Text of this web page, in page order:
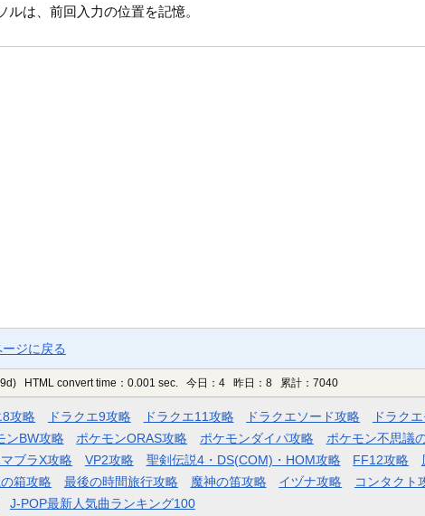
は、前回入力の位置を記憶。
ジに戻る
HTML convert time：0.001 sec. 今日：4 昨日：8 累計：7040
8攻略 ドラクエ9攻略 ドラクエ11攻略 ドラクエソード攻略 ドラク
ンBW攻略 ポケモンORAS攻略 ポケモンダイパ攻略 ポケモン不思議
ブラX攻略 VP2攻略 聖剣伝説4・DS(COM)・HOM攻略 FF12攻略
箱攻略 最後の時間旅行攻略 魔神の笛攻略 イヅナ攻略 コンタクト
J-POP最新人気曲ランキング100